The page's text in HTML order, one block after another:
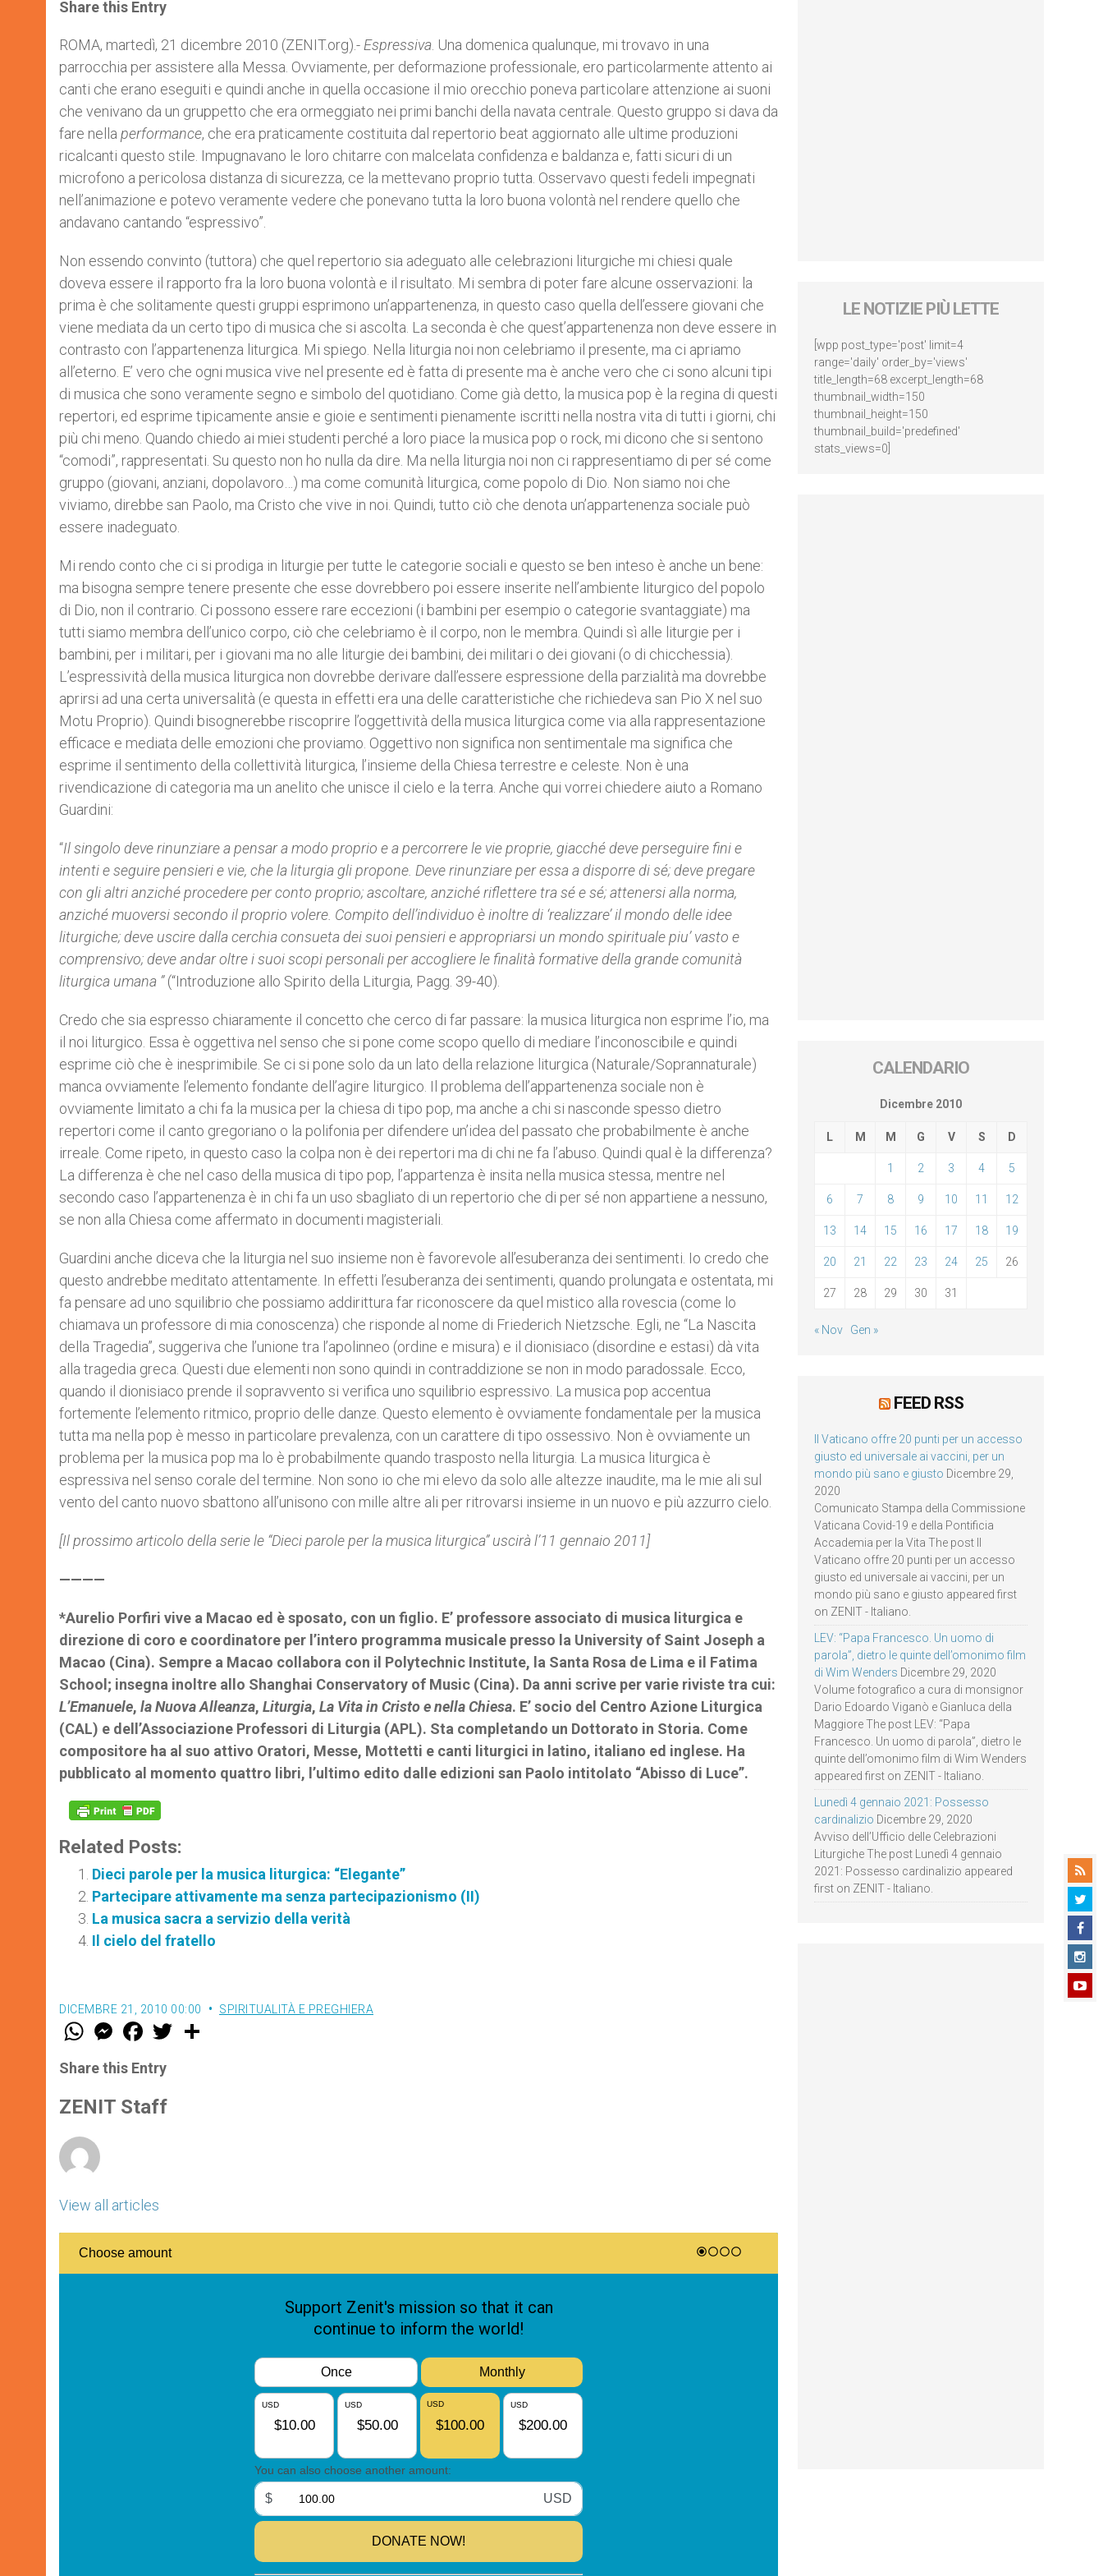
s
p
p
e
g
e
r
b
o
k
Share this Entry
ROMA, martedì, 21 dicembre 2010 (ZENIT.org).- Espressiva . Una domenica qualunque, mi trovavo in una
parrocchia per assistere alla Messa. Ovviamente, per deformazione professionale, ero particolarmente attento ai
canti che erano eseguiti e quindi anche in quella occasione il mio orecchio poneva particolare attenzione ai suoni
che venivano da un gruppetto che era ormeggiato nei primi banchi della navata centrale. Questo gruppo si dava da
fare nella performance, che era praticamente costituita dal repertorio beat aggiornato alle ultime produzioni
ricalcanti questo stile. Impugnavano le loro chitarre con malcelata confidenza e baldanza e, fatti sicuri di un
microfono a pericolosa distanza di sicurezza, ce la mettevano proprio tutta. Osservavo questi fedeli impegnati
nell’animazione e potevo veramente vedere che ponevano tutta la loro buona volontà nel rendere quello che
andavano cantando “espressivo”.
Non essendo convinto (tuttora) che quel repertorio sia adeguato alle celebrazioni liturgiche mi chiesi quale
doveva essere il rapporto fra la loro buona volontà e il risultato. Mi sembra di poter fare alcune osservazioni: la
prima è che solitamente questi gruppi esprimono un’appartenenza, in questo caso quella dell’essere giovani che
viene mediata da un certo tipo di musica che si ascolta. La seconda è che quest’appartenenza non deve essere in
contrasto con l’appartenenza liturgica. Mi spiego. Nella liturgia noi non celebriamo il presente, ma ci apriamo
all’eterno. E’ vero che ogni musica vive nel presente ed è fatta di presente ma è anche vero che ci sono alcuni tipi
di musica che sono veramente segno e simbolo del quotidiano. Come già detto, la musica pop è la regina di questi
repertori, ed esprime tipicamente ansie e gioie e sentimenti pienamente iscritti nella nostra vita di tutti i giorni, chi
più chi meno. Quando chiedo ai miei studenti perché a loro piace la musica pop o rock, mi dicono che si sentono
“comodi”, rappresentati. Su questo non ho nulla da dire. Ma nella liturgia noi non ci rappresentiamo di per sé come
gruppo (giovani, anziani, dopolavoro…) ma come comunità liturgica, come popolo di Dio. Non siamo noi che
viviamo, direbbe san Paolo, ma Cristo che vive in noi. Quindi, tutto ciò che denota un’appartenenza sociale può
essere inadeguato.
Mi rendo conto che ci si prodiga in liturgie per tutte le categorie sociali e questo se ben inteso è anche un bene:
ma bisogna sempre tenere presente che esse dovrebbero poi essere inserite nell’ambiente liturgico del popolo
di Dio, non il contrario. Ci possono essere rare eccezioni (i bambini per esempio o categorie svantaggiate) ma
tutti siamo membra dell’unico corpo, ciò che celebriamo è il corpo, non le membra. Quindi sì alle liturgie per i
bambini, per i militari, per i giovani ma no alle liturgie dei bambini, dei militari o dei giovani (o di chicchessia).
L’espressività della musica liturgica non dovrebbe derivare dall’essere espressione della parzialità ma dovrebbe
aprirsi ad una certa universalità (e questa in effetti era una delle caratteristiche che richiedeva san Pio X nel suo
Motu Proprio). Quindi bisognerebbe riscoprire l’oggettività della musica liturgica come via alla rappresentazione
efficace e mediata delle emozioni che proviamo. Oggettivo non significa non sentimentale ma significa che
esprime il sentimento della collettività liturgica, l’insieme della Chiesa terrestre e celeste. Non è una
rivendicazione di categoria ma un anelito che unisce il cielo e la terra. Anche qui vorrei chiedere aiuto a Romano
Guardini:
“Il singolo deve rinunziare a pensar a modo proprio e a percorrere le vie proprie, giacché deve perseguire fini e
intenti e seguire pensieri e vie, che la liturgia gli propone. Deve rinunziare per essa a disporre di sé; deve pregare
con gli altri anziché procedere per conto proprio; ascoltare, anziché riflettere tra sé e sé; attenersi alla norma,
anziché muoversi secondo il proprio volere. Compito dell’individuo è inoltre di ‘realizzare’ il mondo delle idee
liturgiche; deve uscire dalla cerchia consueta dei suoi pensieri e appropriarsi un mondo spirituale piu’ vasto e
comprensivo; deve andar oltre i suoi scopi personali per accogliere le finalità formative della grande comunità
liturgica umana ”(“Introduzione allo Spirito della Liturgia, Pagg. 39-40).
Credo che sia espresso chiaramente il concetto che cerco di far passare: la musica liturgica non esprime l’io, ma
il noi liturgico. Essa è oggettiva nel senso che si pone come scopo quello di mediare l’inconoscibile e quindi
esprime ciò che è inesprimibile. Se ci si pone solo da un lato della relazione liturgica (Naturale/Soprannaturale)
manca ovviamente l’elemento fondante dell’agire liturgico. Il problema dell’appartenenza sociale non è
ovviamente limitato a chi fa la musica per la chiesa di tipo pop, ma anche a chi si nasconde spesso dietro
repertori come il canto gregoriano o la polifonia per difendere un’idea del passato che probabilmente è anche
irreale. Come ripeto, in questo caso la colpa non è dei repertori ma di chi ne fa l’abuso. Quindi qual è la differenza?
La differenza è che nel caso della musica di tipo pop, l’appartenza è insita nella musica stessa, mentre nel
secondo caso l’appartenenza è in chi fa un uso sbagliato di un repertorio che di per sé non appartiene a nessuno,
se non alla Chiesa come affermato in documenti magisteriali.
Guardini anche diceva che la liturgia nel suo insieme non è favorevole all’esuberanza dei sentimenti. Io credo che
questo andrebbe meditato attentamente. In effetti l’esuberanza dei sentimenti, quando prolungata e ostentata, mi
fa pensare ad uno squilibrio che possiamo addirittura far riconoscere da quel mistico alla rovescia (come lo
chiamava un professore di mia conoscenza) che risponde al nome di Friederich Nietzsche. Egli, ne “La Nascita
della Tragedia”, suggeriva che l’unione tra l’apolinneo (ordine e misura) e il dionisiaco (disordine e estasi) dà vita
alla tragedia greca. Questi due elementi non sono quindi in contraddizione se non in modo paradossale. Ecco,
quando il dionisiaco prende il sopravvento si verifica uno squilibrio espressivo. La musica pop accentua
fortemente l’elemento ritmico, proprio delle danze. Questo elemento è ovviamente fondamentale per la musica
tutta ma nella pop è messo in particolare prevalenza, con un carattere di tipo ossessivo. Non è ovviamente un
problema per la musica pop ma lo è probabilmente quando trasposto nella liturgia. La musica liturgica è
espressiva nel senso corale del termine. Non sono io che mi elevo da solo alle altezze inaudite, ma le mie ali sul
vento del canto nuovo sbattono all’unisono con mille altre ali per ritrovarsi insieme in un nuovo e più azzurro cielo.
[Il prossimo articolo della serie le “Dieci parole per la musica liturgica” uscirà l’11 gennaio 2011]
————
*Aurelio Porfiri vive a Macao ed è sposato, con un figlio. E’ professore associato di musica liturgica e
direzione di coro e coordinatore per l’intero programma musicale presso la University of Saint Joseph a
Macao (Cina). Sempre a Macao collabora con il Polytechnic Institute, la Santa Rosa de Lima e il Fatima
School; insegna inoltre allo Shanghai Conservatory of Music (Cina). Da anni scrive per varie riviste tra cui:
L’Emanuele, la Nuova Alleanza, Liturgia, La Vita in Cristo e nella Chiesa. E’ socio del Centro Azione Liturgica
(CAL) e dell’Associazione Professori di Liturgia (APL). Sta completando un Dottorato in Storia. Come
compositore ha al suo attivo Oratori, Messe, Mottetti e canti liturgici in latino, italiano ed inglese. Ha
pubblicato al momento quattro libri, l’ultimo edito dalle edizioni san Paolo intitolato “Abisso di Luce”.
Related Posts:
Dieci parole per la musica liturgica: “Elegante”
Partecipare attivamente ma senza partecipazionismo (II)
La musica sacra a servizio della verità
Il cielo del fratello
DICEMBRE 21, 2010 00:00 SPIRITUALITÀ E PREGHIERA
W
t
s
p
p
M
e
s
e
g
e
F
a
e
b
o
k
w
Share this Entry
ZENIT Staff
View all articles
LE NOTIZIE PIÙ LETTE
[wpp post_type='post' limit=4
range='daily' order_by='views'
title_length=68 excerpt_length=68
thumbnail_width=150
thumbnail_height=150
thumbnail_build='predefined'
stats_views=0]
CALENDARIO
Dicembre 2010
L M M G V S D
1 2 3 4 5
6 7 8 9 10 11 12
13 14 15 16 17 18 19
20 21 22 23 24 25 26
27 28 29 30 31
« Nov Gen »
FEED RSS
Il Vaticano offre 20 punti per un accesso
giusto ed universale ai vaccini, per un
mondo più sano e giusto Dicembre 29,
2020
Comunicato Stampa della Commissione
Vaticana Covid-19 e della Pontificia
Accademia per la Vita The post Il
Vaticano offre 20 punti per un accesso
giusto ed universale ai vaccini, per un
mondo più sano e giusto appeared first
on ZENIT - Italiano.
LEV: “Papa Francesco. Un uomo di
parola”, dietro le quinte dell’omonimo film
di Wim Wenders Dicembre 29, 2020
Volume fotografico a cura di monsignor
Dario Edoardo Viganò e Gianluca della
Maggiore The post LEV: “Papa
Francesco. Un uomo di parola”, dietro le
quinte dell’omonimo film di Wim Wenders
appeared first on ZENIT - Italiano.
Lunedì 4 gennaio 2021: Possesso
cardinalizio Dicembre 29, 2020
Avviso dell’Ufficio delle Celebrazioni
Liturgiche The post Lunedì 4 gennaio
2021: Possesso cardinalizio appeared
first on ZENIT - Italiano.